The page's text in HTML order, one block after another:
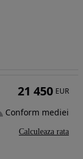
21 450 EUR
Conform mediei
Calculeaza rata